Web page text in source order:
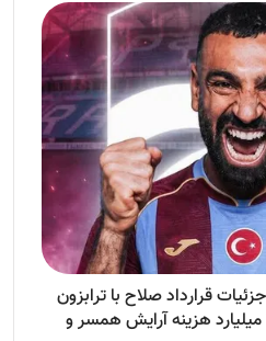
قرارداد صلاح با ترابزون
اسپور فاش شد؛ ماهی ۷ میلیارد هزینه آرایش همسر و